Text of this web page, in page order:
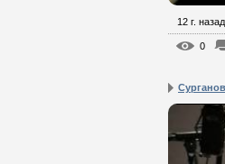
12 г. назад
0